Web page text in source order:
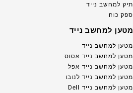
תיק למחשב נייד
ספק כוח
מטען למחשב נייד
מטען למחשב נייד
מטען למחשב נייד אסוס
מטען למחשב נייד אפל
מטען למחשב נייד לנובו
מטען למחשב נייד Dell